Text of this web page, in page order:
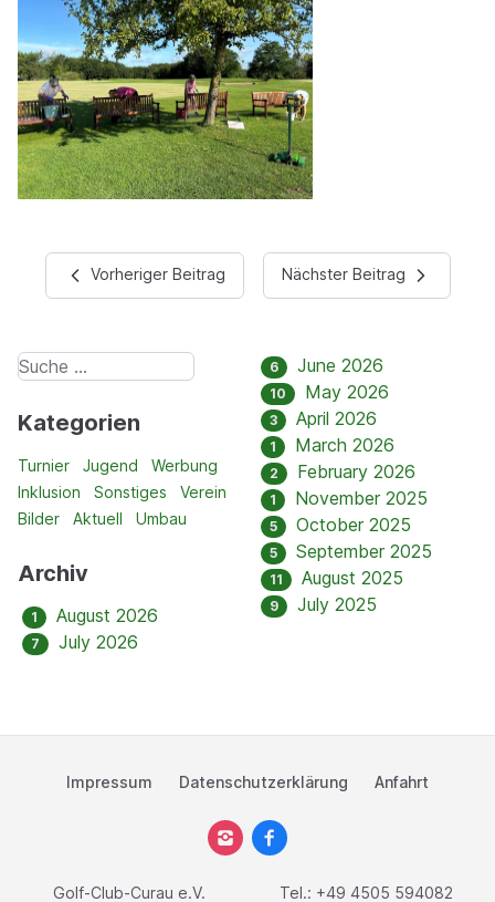
Vorheriger Beitrag Nächster Beitrag
Kategorien
Turnier Jugend
Werbung
Inklusion
Sonstiges
Verein
Bilder
Aktuell Umbau
Archiv
1 August 2026
7 July 2026
6 June 2026
10 May 2026
3 April 2026
1 March 2026
2 February 2026
1 November 2025
5 October 2025
5 September 2025
11 August 2025
9 July 2025
Impressum Datenschutzerklärung Anfahrt
Golf-Club-Curau e.V. Tel.: +49 4505 594082